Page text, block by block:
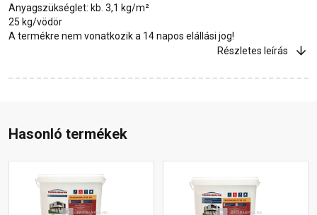
Anyagszükséglet: kb. 3,1 kg/m²
25 kg/vödör
A termékre nem vonatkozik a 14 napos elállási jog!
Részletes leírás
Hasonló termékek